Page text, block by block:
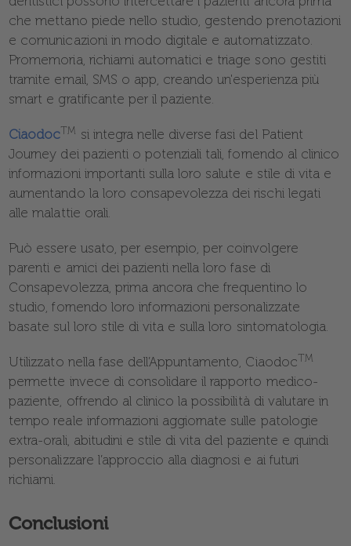
che mettano piede nello studio, gestendo prenotazioni
e comunicazioni in modo digitale e automatizzato.
Promemoria, richiami automatici e triage sono gestiti
tramite email, SMS o app, creando un'esperienza più
smart e gratificante per il paziente.
CiaodocTM si integra nelle diverse fasi del Patient
Journey dei pazienti o potenziali tali, fornendo al clinico
informazioni importanti sulla loro salute e stile di vita e
aumentando la loro consapevolezza dei rischi legati
alle malattie orali.
Può essere usato, per esempio, per coinvolgere
parenti e amici dei pazienti nella loro fase di
Consapevolezza, prima ancora che frequentino lo
studio, fornendo loro informazioni personalizzate
basate sul loro stile di vita e sulla loro sintomatologia.
Utilizzato nella fase dell’Appuntamento, CiaodocTM
permette invece di consolidare il rapporto medico-
paziente, offrendo al clinico la possibilità di valutare in
tempo reale informazioni aggiornate sulle patologie
extra-orali, abitudini e stile di vita del paziente e quindi
personalizzare l’approccio alla diagnosi e ai futuri
richiami.
Conclusioni